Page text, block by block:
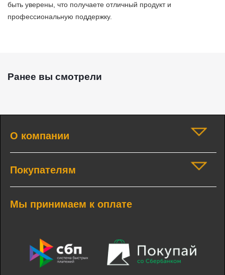
быть уверены, что получаете отличный продукт и
профессиональную поддержку.
Ранее вы смотрели
О компании
Покупателям
Мы принимаем к оплате